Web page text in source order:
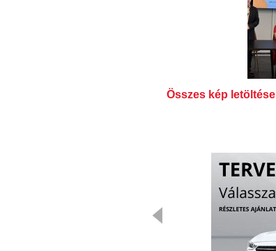
Összes kép letöltése